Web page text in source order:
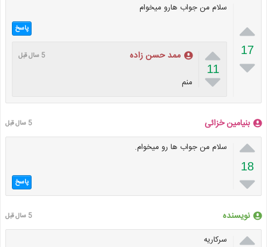

17

سلام من جواب هارو میخوام
پاسخ

11

ممد حسن زاده 5 سال قبل
منم
بنیامین خزائی 5 سال قبل

18

سلام من جواب ها رو میخوام.
پاسخ
نویسنده 5 سال قبل
 سرکاریه